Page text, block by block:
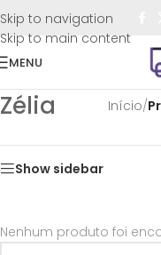
Skip to navigation
Skip to main content
FRETE GRÁTIS
MENU
Zélia Início/
Show sidebar
Nenhum produto foi